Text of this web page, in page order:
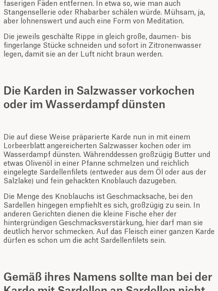
faserigen Fäden entfernen. In etwa so, wie man auch
Stangensellerie oder Rhabarber schälen würde. Mühsam, ja,
aber lohnenswert und auch eine Form von Meditation.
Die jeweils geschälte Rippe in gleich große, daumen- bis
fingerlange Stücke schneiden und sofort in Zitronenwasser
legen, damit sie an der Luft nicht braun werden.
Die Karden in Salzwasser vorkochen
oder im Wasserdampf dünsten
Die auf diese Weise präparierte Karde nun in mit einem
Lorbeerblatt angereicherten Salzwasser kochen oder im
Wasserdampf dünsten. Währenddessen großzügig Butter und
etwas Olivenöl in einer Pfanne schmelzen und reichlich
eingelegte Sardellenfilets (entweder aus dem Öl oder aus der
Salzlake) und fein gehackten Knoblauch dazugeben.
Die Menge des Knoblauchs ist Geschmacksache, bei den
Sardellen hingegen empfiehlt es sich, großzügig zu sein. In
anderen Gerichten dienen die kleine Fische eher der
hintergründigen Geschmacksverstärkung, hier darf man sie
deutlich hervor schmecken. Auf das Fleisch einer ganzen Karde
dürfen es schon um die acht Sardellenfilets sein.
Gemäß ihres Namens sollte man bei der